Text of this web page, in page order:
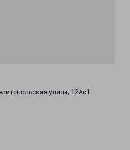
улица, 12Ас1